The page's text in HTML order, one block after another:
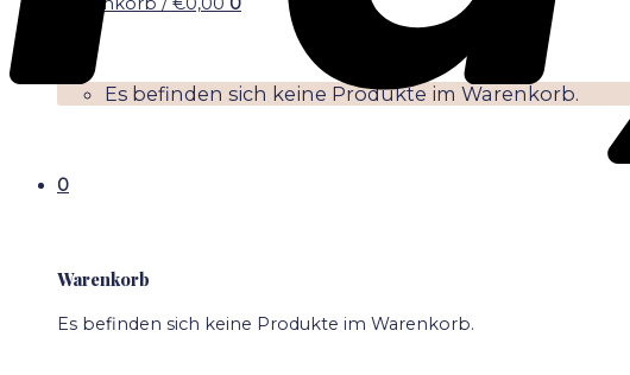
Es befinden sich keine Produkte im Warenkorb.
0
Warenkorb
Es befinden sich keine Produkte im Warenkorb.